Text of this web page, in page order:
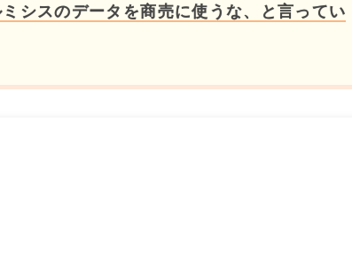
シスのデータを商売に使うな、と言ってい